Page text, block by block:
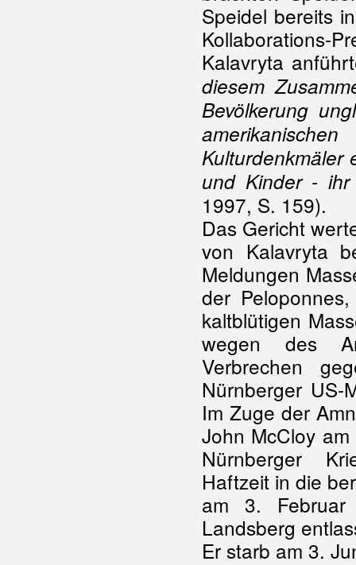
Speidel bereits
Kollaborations-
Kalavryta
diesem
Bevölkerung
Kulturdenkmäler
und Kinder - ihr
1997, S. 159).
Das Gericht
von Kalavryta
Meldungen
der
kaltblütigen
wegen des
Verbrechen
Nürnberger US-
Im Zuge der
John McCloy
Nürnberger
Haftzeit in die
am 3. Februar
Landsberg
Er starb am 3.